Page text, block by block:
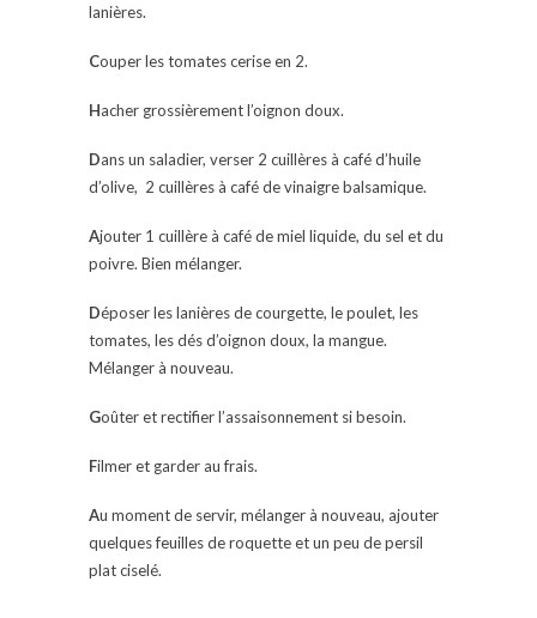
lanières.
Couper les tomates cerise en 2.
Hacher grossièrement l’oignon doux.
Dans un saladier, verser 2 cuillères à café d’huile
d’olive, 2 cuillères à café de vinaigre balsamique.
Ajouter 1 cuillère à café de miel liquide, du sel et du
poivre. Bien mélanger.
Déposer les lanières de courgette, le poulet, les
tomates, les dés d’oignon doux, la mangue.
Mélanger à nouveau.
Goûter et rectifier l’assaisonnement si besoin.
Filmer et garder au frais.
Au moment de servir, mélanger à nouveau, ajouter
quelques feuilles de roquette et un peu de persil
plat ciselé.